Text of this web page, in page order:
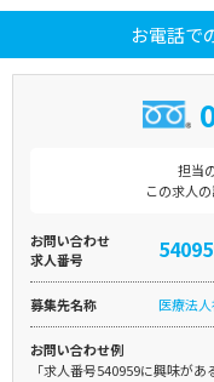
お電話で
担当
この求人
お問い合わせ
求人番号
募集先名称 医療法
お問い合わせ例
「求人番号540959に興味が